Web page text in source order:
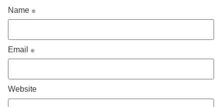
Name *
Email *
Website